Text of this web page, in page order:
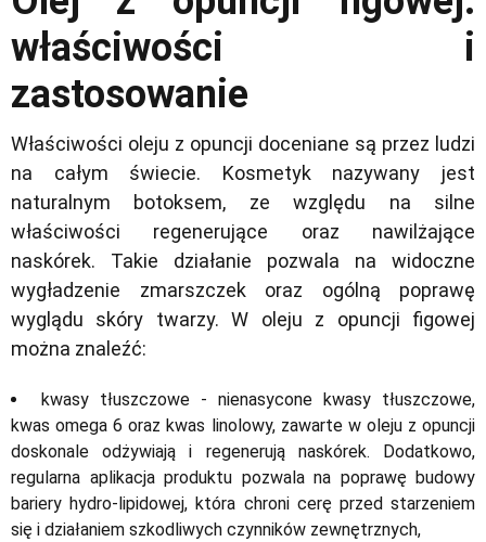
właściwości i
zastosowanie
Właściwości oleju z opuncji doceniane są przez ludzi
na całym świecie. Kosmetyk nazywany jest
naturalnym botoksem, ze względu na silne
właściwości regenerujące oraz nawilżające
naskórek. Takie działanie pozwala na widoczne
wygładzenie zmarszczek oraz ogólną poprawę
wyglądu skóry twarzy. W oleju z opuncji figowej
można znaleźć:
kwasy tłuszczowe - nienasycone kwasy tłuszczowe,
kwas omega 6 oraz kwas linolowy, zawarte w oleju z opuncji
doskonale odżywiają i regenerują naskórek. Dodatkowo,
regularna aplikacja produktu pozwala na poprawę budowy
bariery hydro-lipidowej, która chroni cerę przed starzeniem
się i działaniem szkodliwych czynników zewnętrznych,